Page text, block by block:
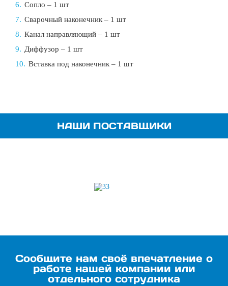
Сопло – 1 шт
Сварочный наконечник – 1 шт
Канал направляющий – 1 шт
Диффузор – 1 шт
Вставка под наконечник – 1 шт
НАШИ ПОСТАВЩИКИ
Сообщите нам своё впечатление о
работе нашей компании или
отдельного сотрудника